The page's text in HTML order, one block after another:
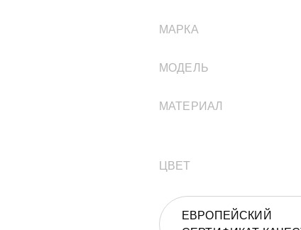
МАРКА
МОДЕЛЬ
МАТЕРИАЛ
ЦВЕТ
ЕВРОПЕЙСКИЙ